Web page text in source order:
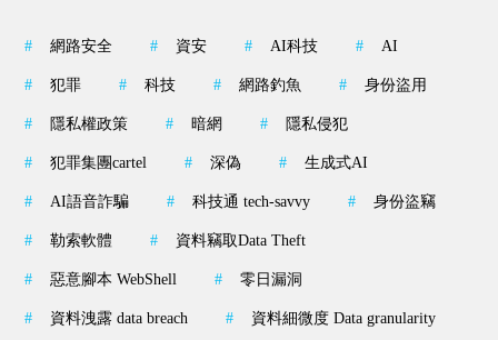
# 網路安全 # 資安 # AI科技 # AI
# 犯罪 # 科技 # 網路釣魚 # 身份盜用
# 隱私權政策 # 暗網 # 隱私侵犯
# 犯罪集團cartel # 深偽 # 生成式AI
# AI語音詐騙 # 科技通 tech-savvy # 身份盜竊
# 勒索軟體 # 資料竊取Data Theft
# 惡意腳本 WebShell # 零日漏洞
# 資料洩露 data breach # 資料細微度 Data granularity